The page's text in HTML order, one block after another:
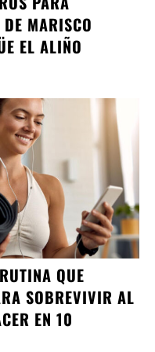
MARISCO
EL ALIÑO
QUE
SOBREVIVIR AL
EN 10